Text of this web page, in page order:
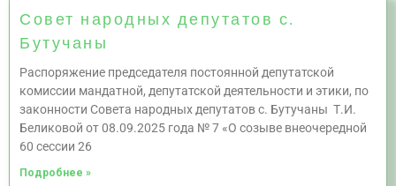
Совет народных депутатов с.
Бутучаны
Распоряжение председателя постоянной депутатской
комиссии мандатной, депутатской деятельности и этики, по
законности Совета народных депутатов с. Бутучаны Т.И.
Беликовой от 08.09.2025 года № 7 «О созыве внеочередной
60 сессии 26
Подробнее »